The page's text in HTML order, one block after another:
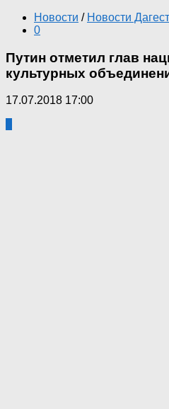
Новости / Новости
0
Путин отметил глав
культурных
17.07.2018 17:00